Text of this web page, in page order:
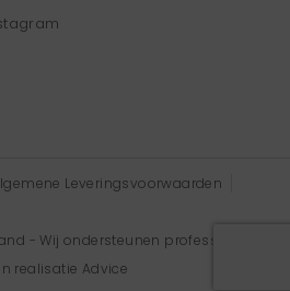
Leveringsvoorwaarden
- Wij ondersteunen professionals
realisatie Advice